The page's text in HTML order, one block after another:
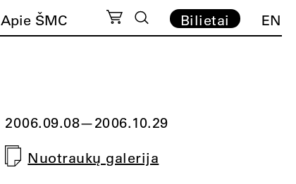
Apie ŠMC Bilietai EN
2006.09.08—2006.10.29
Nuotraukų galerija